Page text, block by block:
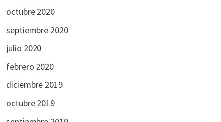
octubre 2020
septiembre 2020
julio 2020
febrero 2020
diciembre 2019
octubre 2019